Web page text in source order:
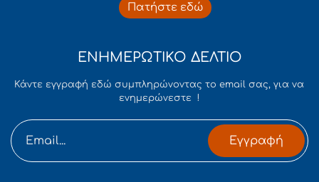
Πατήστε εδώ
ΕΝΗΜΕΡΩΤΙΚΟ ΔΕΛΤΙΟ
Κάντε εγγραφή εδώ συμπληρώνοντας το email σας, για να
ενημερώνεστε !
Εγγραφή